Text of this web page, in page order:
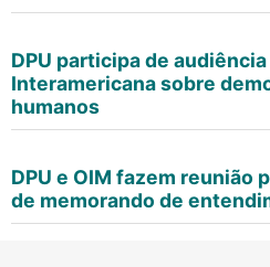
DPU participa de
Interamericana sobre
humanos
DPU e OIM fazem reunião
de memorando de